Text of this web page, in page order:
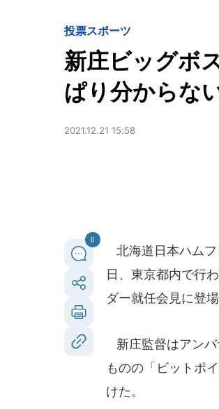
投票スポーツ
新庄ビッグボ
ぱり分からな
2021.12.21 15:58
0
北海道日本ハムフ
日、東京都内で行
ダー就任会見に登場
新庄監督はアンバ
ものの「ビットポ
けた。